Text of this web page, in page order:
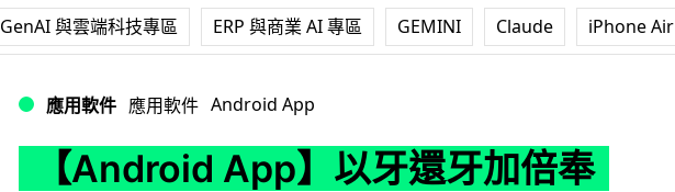
GenAI 與雲端科技專區 ERP 與商業 AI 專區 GEMINI Claude iPhone Air
應用軟件 應用軟件 Android App
【Android App】以牙還牙加倍奉